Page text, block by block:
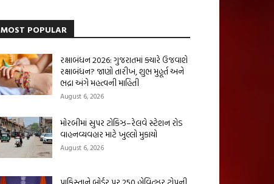
MOST POPULAR
રક્ષાબંધન 2026: ગુજરાતમાં ક્યારે ઉજવાશે
રક્ષાબંધન? જાણો તારીખ, શુભ મુહૂર્ત અને
ભદ્રા અંગે મહત્વની માહિતી
August 6, 2026
મોરબીમાં સુપર ટોકિઝ–રેલવે સ્ટેશન રોડ
વાહનવ્યવહાર માટે ખુલ્લો મુકાયો
August 6, 2026